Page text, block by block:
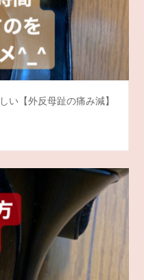
い【外反母趾の痛み減】